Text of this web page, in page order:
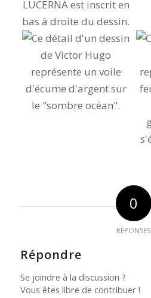
0
RÉPONSES
Répondre
Se joindre à la discussion ?
Vous êtes libre de contribuer !